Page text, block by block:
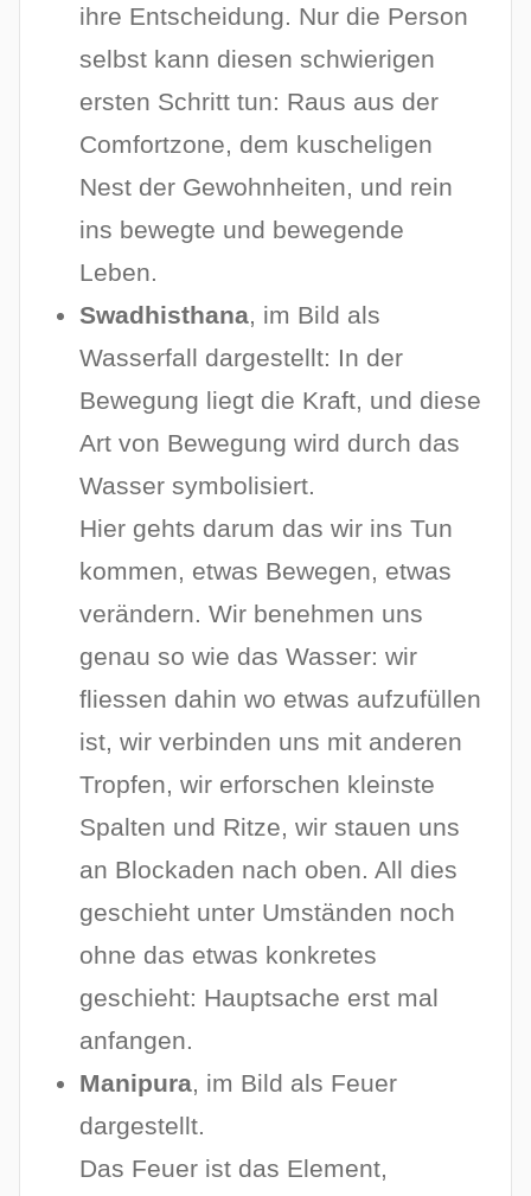
ihre Entscheidung. Nur die Person
selbst kann diesen schwierigen
ersten Schritt tun: Raus aus der
Comfortzone, dem kuscheligen
Nest der Gewohnheiten, und rein
ins bewegte und bewegende
Leben.
Swadhisthana, im Bild als
Wasserfall dargestellt: In der
Bewegung liegt die Kraft, und diese
Art von Bewegung wird durch das
Wasser symbolisiert.
Hier gehts darum das wir ins Tun
kommen, etwas Bewegen, etwas
verändern. Wir benehmen uns
genau so wie das Wasser: wir
fliessen dahin wo etwas aufzufüllen
ist, wir verbinden uns mit anderen
Tropfen, wir erforschen kleinste
Spalten und Ritze, wir stauen uns
an Blockaden nach oben. All dies
geschieht unter Umständen noch
ohne das etwas konkretes
geschieht: Hauptsache erst mal
anfangen.
Manipura, im Bild als Feuer
dargestellt.
Das Feuer ist das Element,